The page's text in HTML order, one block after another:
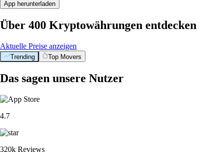
App herunterladen
Über 400 Kryptowährungen entdecken
Aktuelle Preise anzeigen
Trending Top Movers
Das sagen unsere Nutzer
4.7
320k Reviews